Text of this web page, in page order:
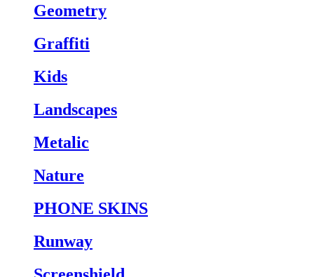
Geometry
Graffiti
Kids
Landscapes
Metalic
Nature
PHONE SKINS
Runway